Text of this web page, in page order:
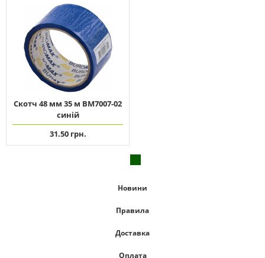
Скотч 48 мм 35 м ВМ7007-02
синій
31.50 грн.
Новини
Правила
Доставка
Оплата